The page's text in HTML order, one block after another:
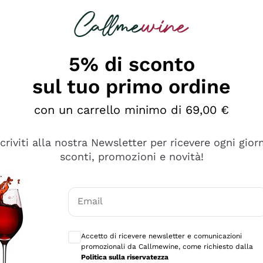
diversi e con un ampio range di prezzo. Le
5% di sconto
sul tuo primo ordine
con un carrello minimo di 69,00 €
alla nostra Newsletter per ricevere ogni
sconti, promozioni e novità!
Email
Accetto di ricevere newsletter e comunicazioni
promozionali da Callmewine, come richiesto dalla
Politica sulla riservatezza